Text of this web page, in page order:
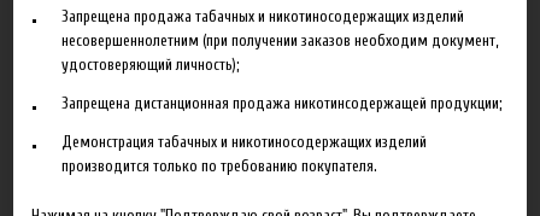
Поступление ароматизаторов XianTaima
Новинка. Новые наборы в линейке Heroes Farm.
Подробнее
Партнеры
Запрещена продажа табачных и никотиносодержащих изделий
несовершеннолетним (при получении заказов необходим документ,
удостоверяющий личность);
Запрещена дистанционная продажа никотинсодержащей продукции;
Демонстрация табачных и никотиносодержащих изделий
производится только по требованию покупателя.